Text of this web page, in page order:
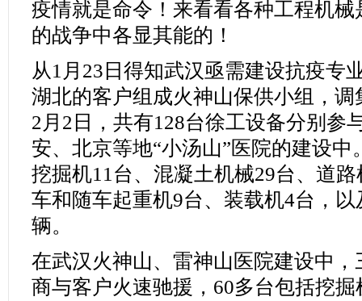
疫情就是命令！来看看各种工程机
的战争中各显其能的！
从1月23日得知武汉亟需建设抗疫专
湖北的客户组成火神山保供小组，
2月2日，共有128台徐工设备分别参
安、北京等地“小汤山”医院的建设
挖掘机11台、混凝土机械29台、道
车和随车起重机9台、装载机4台，
辆。
在武汉火神山、雷神山医院建设中
商与客户火速驰援，60多台包括挖